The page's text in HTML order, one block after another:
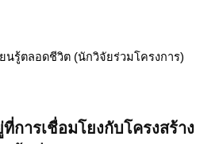
นรู้ตลอดชีวิต (นักวิจัยร่วมโครงการ)
การเชื่อมโยงกับโครงสร้าง